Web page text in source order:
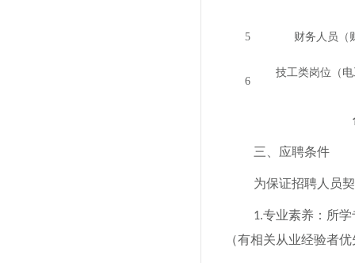
5 财务 人员 （
6
技工类岗位（
三、应聘条件
为保证招聘人员
1.专业素养：所
（有相关从业经验者